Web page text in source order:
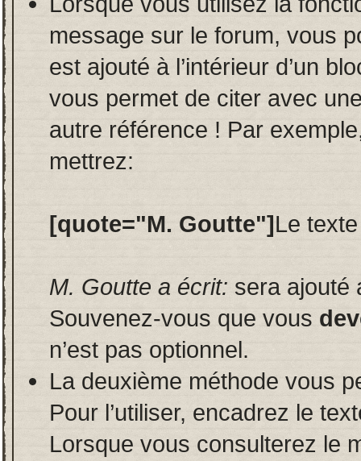
message sur le forum, vous
est ajouté à l’intérieur d’un
vous permet de citer avec
autre référence ! Par
mettrez:
[quote="M. Goutte"]Le
M. Goutte a écrit: sera ajouté
Souvenez-vous que vous
n’est pas optionnel.
La deuxième méthode vous
Pour l’utiliser, encadrez le
Lorsque vous consulterez le